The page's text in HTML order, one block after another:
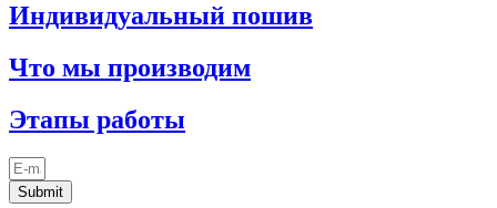
Индивидуальный пошив
Что мы производим
Этапы работы
Submit